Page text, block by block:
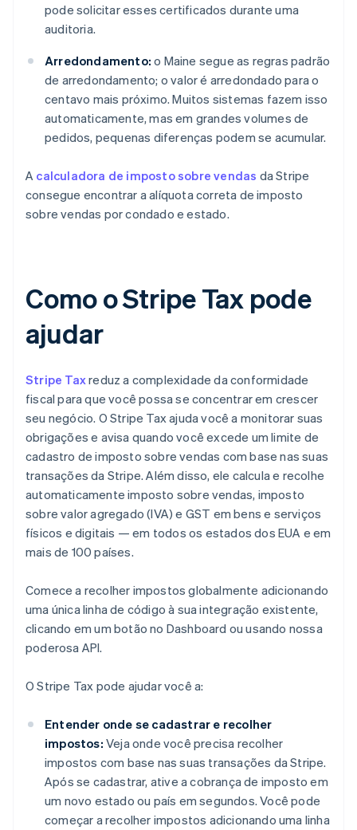
pode solicitar esses certificados durante uma
auditoria.
Arredondamento: o Maine segue as regras padrão
de arredondamento; o valor é arredondado para o
centavo mais próximo. Muitos sistemas fazem isso
automaticamente, mas em grandes volumes de
pedidos, pequenas diferenças podem se acumular.
A calculadora de imposto sobre vendas da Stripe
consegue encontrar a alíquota correta de imposto
sobre vendas por condado e estado.
Como o Stripe Tax pode
ajudar
Stripe Taxreduz a complexidade da conformidade
fiscal para que você possa se concentrar em crescer
seu negócio. O Stripe Tax ajuda você a monitorar suas
obrigações e avisa quando você excede um limite de
cadastro de imposto sobre vendas com base nas suas
transações da Stripe. Além disso, ele calcula e recolhe
automaticamente imposto sobre vendas, imposto
sobre valor agregado (IVA) e GST em bens e serviços
físicos e digitais — em todos os estados dos EUA e em
mais de 100 países.
Comece a recolher impostos globalmente adicionando
uma única linha de código à sua integração existente,
clicando em um botão no Dashboard ou usando nossa
poderosa API.
O Stripe Tax pode ajudar você a:
Entender onde se cadastrar e recolher
impostos: Veja onde você precisa recolher
impostos com base nas suas transações da Stripe.
Após se cadastrar, ative a cobrança de imposto em
um novo estado ou país em segundos. Você pode
começar a recolher impostos adicionando uma linha